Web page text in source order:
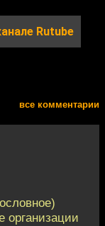
Rutube
все комментарии
организации